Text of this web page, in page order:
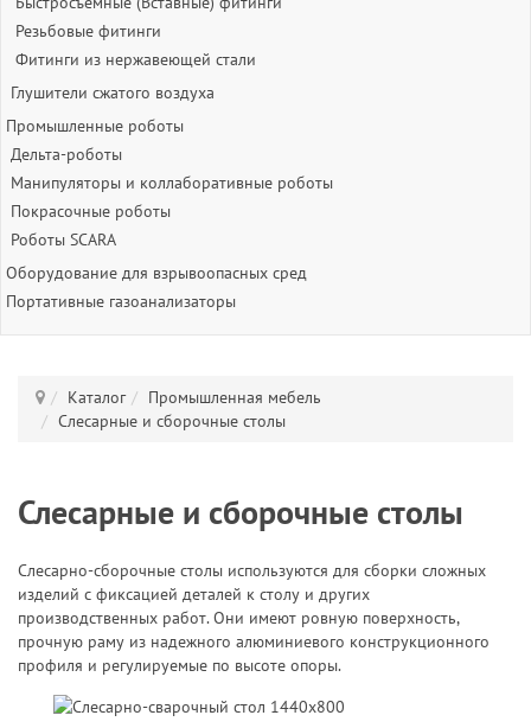
Резьбовые фитинги
Фитинги из нержавеющей стали
Глушители сжатого воздуха
Промышленные роботы
Дельта-роботы
Манипуляторы и коллаборативные роботы
Покрасочные роботы
Роботы SCARA
Оборудование для взрывоопасных сред
Портативные газоанализаторы
Каталог
Промышленная мебель
Слесарные и сборочные столы
Слесарные и сборочные столы
Слесарно-сборочные столы используются для сборки сложных
изделий с фиксацией деталей к столу и других
производственных работ. Они имеют ровную поверхность,
прочную раму из надежного алюминиевого конструкционного
профиля и регулируемые по высоте опоры.